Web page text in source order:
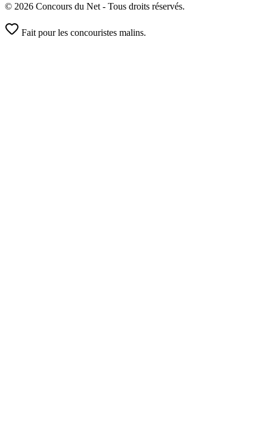
© 2026 Concours du Net - Tous droits réservés.
Fait pour les concouristes malins.